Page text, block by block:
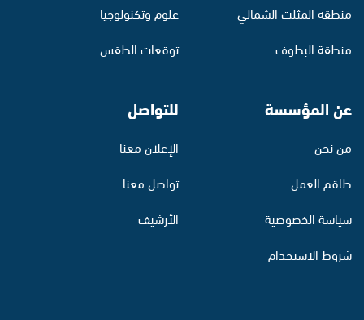
منطقة المثلث الشمالي
منطقة البطوف
علوم وتكنولوجيا
توقعات الطقس
عن المؤسسة
من نحن
طاقم العمل
سياسة الخصوصية
شروط الاستخدام
للتواصل
الإعلان معنا
تواصل معنا
الأرشيف